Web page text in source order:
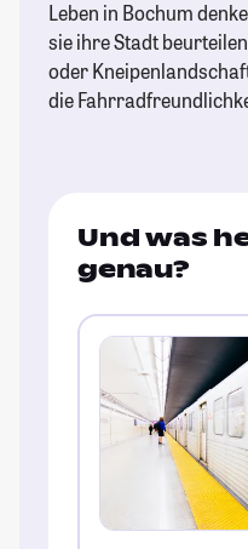
Leben in Bochum
sie ihre Stadt
oder
die
Und was
genau?